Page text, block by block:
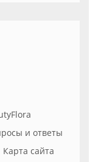
и ответы
Карта сайта